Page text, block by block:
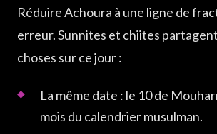
Réduire Achoura à une ligne de
erreur. Sunnites et chiites
choses sur ce jour :
La même date : le 10 de
mois du calendrier musulman.